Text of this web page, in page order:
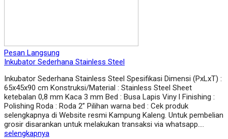
Pesan Langsung
Inkubator Sederhana Stainless Steel
Inkubator Sederhana Stainless Steel Spesifikasi Dimensi (PxLxT) :
65x45x90 cm Konstruksi/Material : Stainless Steel Sheet
ketebalan 0,8 mm Kaca 3 mm Bed : Busa Lapis Viny l Finishing :
Polishing Roda : Roda 2” Pilihan warna bed : Cek produk
selengkapnya di Website resmi Kampung Kaleng. Untuk pembelian
grosir disarankan untuk melakukan transaksi via whatsapp….
selengkapnya